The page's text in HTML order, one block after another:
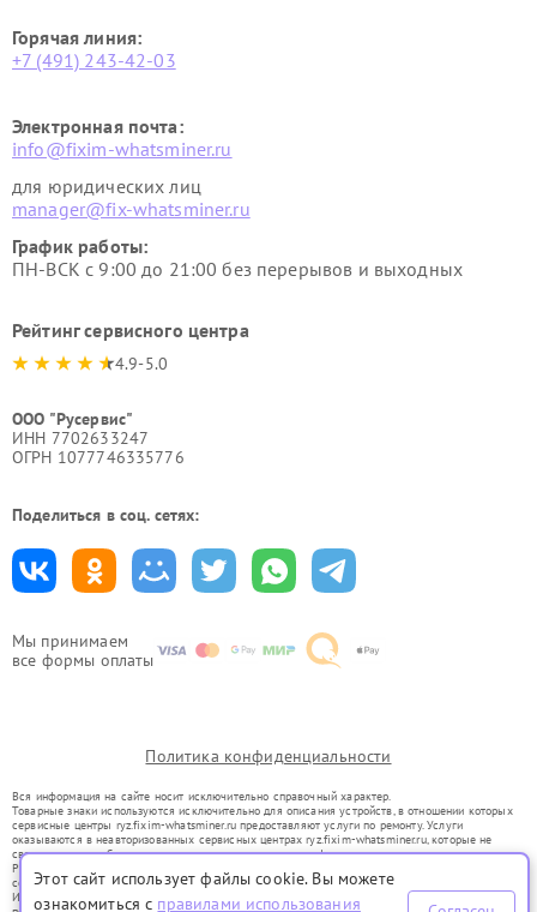
Мы принимаем
все формы оплаты
Горячая линия:
+7 (491) 243-42-03
Электронная почта:
info@fixim-whatsminer.ru
для юридических лиц
manager@fix-whatsminer.ru
График работы:
ПН-ВСК с 9:00 до 21:00 без перерывов и выходных
Рейтинг сервисного центра
4.9-5.0
ООО "Русервис"
ИНН 7702633247
ОГРН 1077746335776
Поделиться в соц. сетях:
Политика конфиденциальности
Вся информация на сайте носит исключительно справочный характер.
Товарные знаки используются исключительно для описания устройств, в отношении которых
сервисные центры ryz.fixim-whatsminer.ru предоставляют услуги по ремонту. Услуги
оказываются в неавторизованных сервисных центрах ryz.fixim-whatsminer.ru, которые не
связаны с правообладателями товарных знаков или их официальными представителями.
Ремонт осуществляется для устройств, уже введенных в гражданский оборот в соответствии
со статьей 1487 ГК РФ.
Использование товарных знаков не преследует цели индивидуализации услуг или введения
Этот сайт использует файлы cookie. Вы можете
ознакомиться с правилами использования